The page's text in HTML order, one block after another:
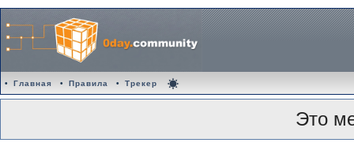
• Главная • Правила • Трекер
Это